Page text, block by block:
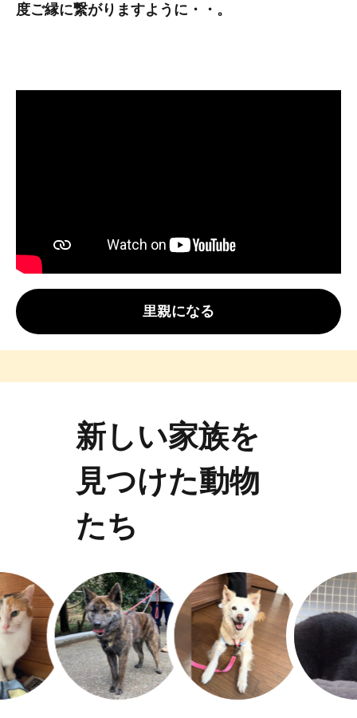
度ご縁に繋がりますように・・。
里親になる
新しい家族を
見つけた動物
たち